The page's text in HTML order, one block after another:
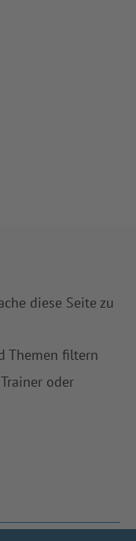
diese Seite zu
Themen filtern
oder